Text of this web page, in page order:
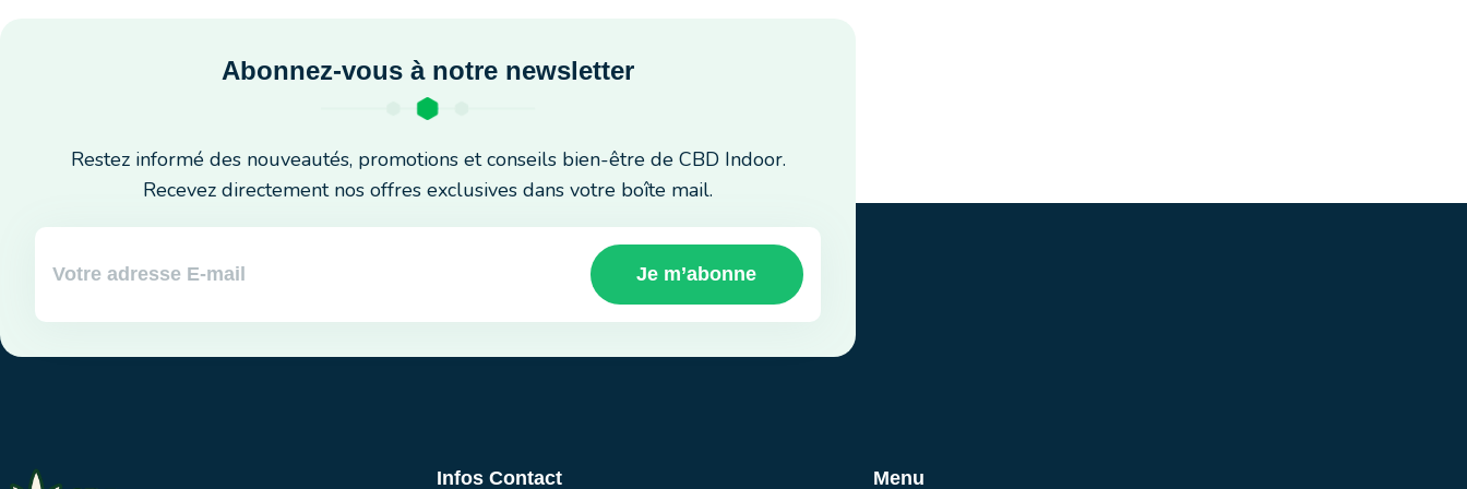
Abonnez-vous à notre newsletter
Restez informé des nouveautés, promotions et conseils bien-être de CBD Indoor.
Recevez directement nos offres exclusives dans votre boîte mail.
Je m’abonne
Infos Contact Menu